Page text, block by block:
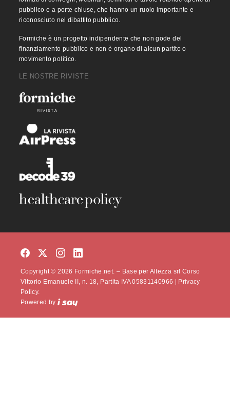
pubblico e a porte chiuse, che hanno un ruolo importante e
riconosciuto nel dibattito pubblico.
Formiche è un progetto indipendente che non gode del
finanziamento pubblico e non è organo di alcun partito o
movimento politico.
LE NOSTRE RIVISTE
Copyright © 2026 Formiche.net. – Base per Altezza srl Corso
Vittorio Emanuele II, n. 18, Partita IVA 05831140966 |
Privacy
Policy.
Powered by